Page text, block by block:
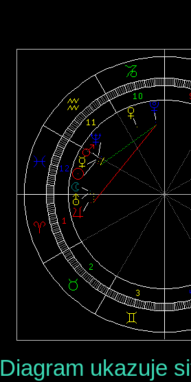
Diagram ukazuje